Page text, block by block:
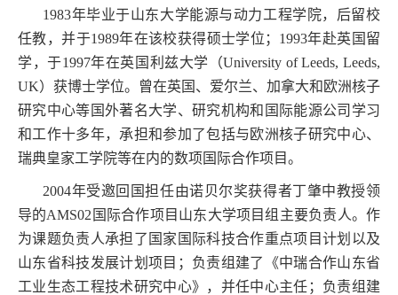
1983年毕业于山东大学能源与动力工程学院，后留校
任教，并于1989年在该校获得硕士学位； 1993年赴英国留
学，于1997年在英国利兹大学（University of Leeds, Leeds,
UK）获博士学位。曾在英国、爱尔兰、加拿大和欧洲核子
研究中心等国外著名大学、研究机构和国际能源公司学习
和工作十多年，承担和参加了包括与欧洲核子研究中心、
瑞典皇家工学院等在内的数项国际合作项目。
2004年受邀回国担任由诺贝尔奖获得者丁肇中教授领
导的AMS02 国际合作项目山东大学项目组主要负责人。作
为课题负责人承担了 国家国际科技合作重点项目计划以及
山东省科技发展计划项目；负责组建了《中瑞合作山东省
工业生态工程技术研究中心》，并任中心主任；负责组建